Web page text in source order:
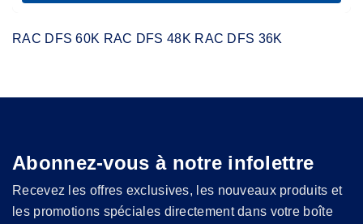
RAC DFS 60K RAC DFS 48K RAC DFS 36K
Abonnez-vous à notre infolettre
Recevez les offres exclusives, les nouveaux produits et
les promotions spéciales directement dans votre boîte